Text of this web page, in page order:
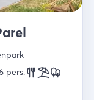
pers.